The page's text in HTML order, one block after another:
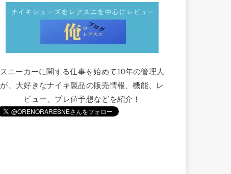
スニーカーに関する仕事を始めて10年の管理人
が、大好きなナイキ製品の販売情報、機能、レ
ビュー、プレ値予想などを紹介！